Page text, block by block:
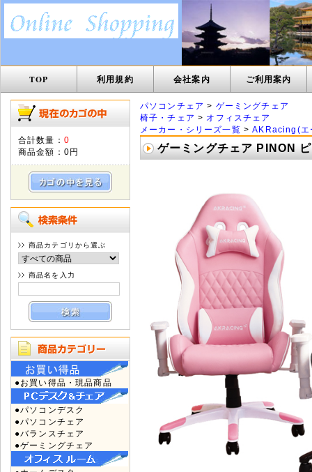
TOP 利用規約 会社案内 ご利用案内
合計数量： 0
商品金額： 0円
商品カテゴリから選ぶ
商品名を入力
●お買い得品・現品商品
●パソコンデスク
●パソコンチェア
●バランスチェア
●ゲーミングチェア
パソコンチェア > ゲーミングチェア
椅子・チェア > オフィスチェア
メーカー・シリーズ一覧 >AKRacing(エ
ゲーミングチェア PINON